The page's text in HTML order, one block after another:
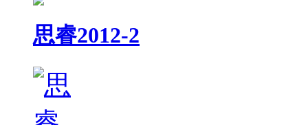
思睿2012-2